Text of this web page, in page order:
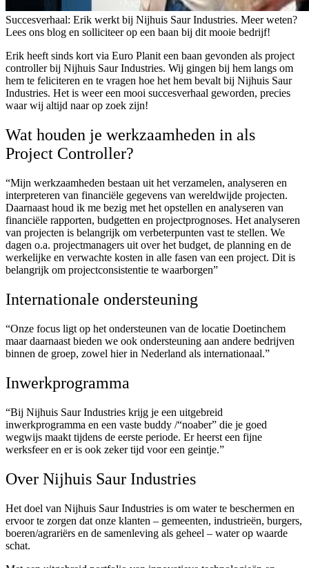
Succesverhaal: Erik werkt bij Nijhuis Saur Industries. Meer weten?
Lees ons blog en solliciteer op een baan bij dit mooie bedrijf!
Erik heeft sinds kort via Euro Planit een baan gevonden als project
controller bij Nijhuis Saur Industries. Wij gingen bij hem langs om
hem te feliciteren en te vragen hoe het hem bevalt bij Nijhuis Saur
Industries. Het is weer een mooi succesverhaal geworden, precies
waar wij altijd naar op zoek zijn!
Wat houden je werkzaamheden in als
Project Controller?
“Mijn werkzaamheden bestaan uit het verzamelen, analyseren en
interpreteren van financiële gegevens van wereldwijde projecten.
Daarnaast houd ik me bezig met het opstellen en analyseren van
financiële rapporten, budgetten en projectprognoses. Het analyseren
van projecten is belangrijk om verbeterpunten vast te stellen. We
dagen o.a. projectmanagers uit over het budget, de planning en de
werkelijke en verwachte kosten in alle fasen van een project. Dit is
belangrijk om projectconsistentie te waarborgen”
Internationale ondersteuning
“Onze focus ligt op het ondersteunen van de locatie Doetinchem
maar daarnaast bieden we ook ondersteuning aan andere bedrijven
binnen de groep, zowel hier in Nederland als internationaal.”
Inwerkprogramma
“Bij Nijhuis Saur Industries krijg je een uitgebreid
inwerkprogramma en een vaste buddy /“noaber” die je goed
wegwijs maakt tijdens de eerste periode. Er heerst een fijne
werksfeer en er is ook zeker tijd voor een geintje.”
Over Nijhuis Saur Industries
Het doel van Nijhuis Saur Industries is om water te beschermen en
ervoor te zorgen dat onze klanten – gemeenten, industrieën, burgers,
boeren/agrariërs en de samenleving als geheel – water op waarde
schat.